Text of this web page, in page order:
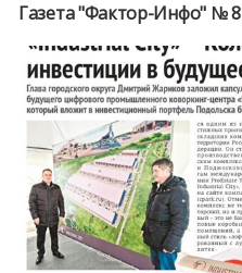
Газета "Фактор-Инфо" № 8